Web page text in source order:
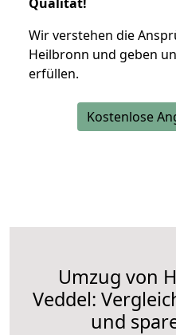
Wir verstehen die
Heilbronn und geben
erfüllen.
Kostenlose
Umzug von
Veddel:
und